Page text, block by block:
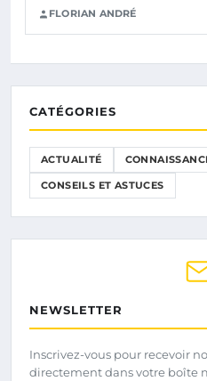
FLORIAN ANDRÉ
CATÉGORIES
ACTUALITÉ
CONSEILS ET ASTUCES
NEWSLETTER
Inscrivez-vous pour recevoir
directement dans votre boîte